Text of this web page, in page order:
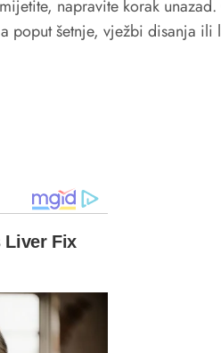
napravite korak
poput šetnje, vježbi disanja ili